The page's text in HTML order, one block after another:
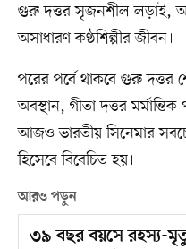
গুরু দত্তর সৃজনশীল লড়াই,
অসাধারণ কণ্ঠশিল্পীর জীবন।
পরের পর্বে থাকবে গুরু দত্তর
অবস্থান, গীতা দত্তর
আজও ভারতীয় সিনেমার
হিসেবে বিবেচিত হয়।
আরও পড়ুন
৩৯ বছর বয়সে রহস্য-